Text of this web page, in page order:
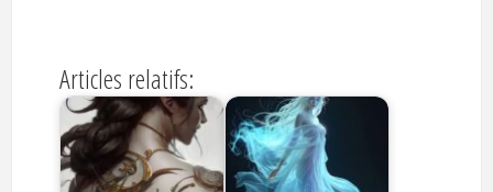
Articles relatifs: